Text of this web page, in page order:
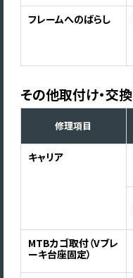
フレームへのばらし
その他取付け・交換
修理項目
キャリア
MTBカゴ取付（Vブレ
ーキ台座固定）